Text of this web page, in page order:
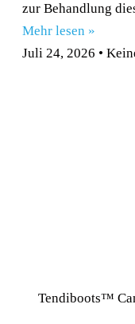
zur Behandlung
Mehr lesen »
Juli 24, 2026
Tendiboots™